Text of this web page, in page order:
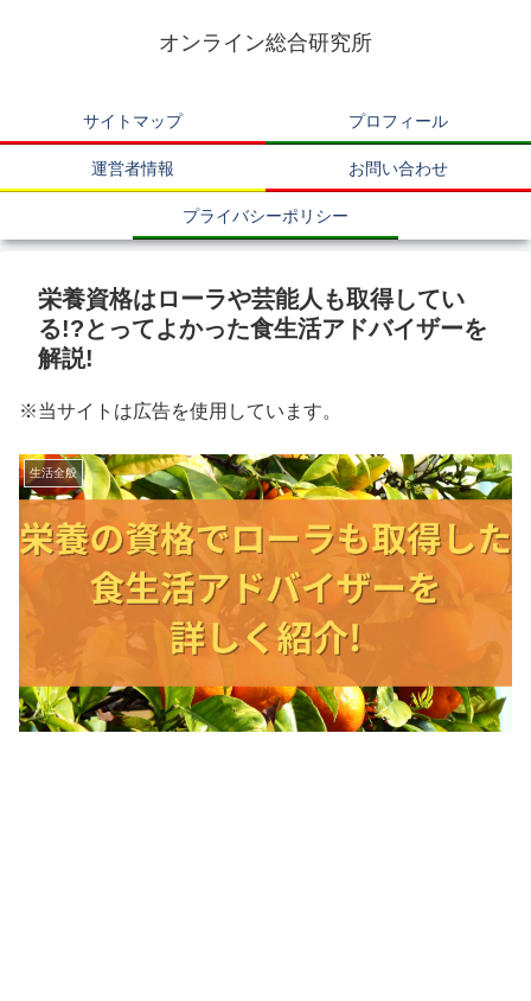
オンライン総合研究所
サイトマップ プロフィール
運営者情報 お問い合わせ
プライバシーポリシー
栄養資格はローラや芸能人も取得してい
る!?とってよかった食生活アドバイザーを
解説!
※当サイトは広告を使用しています。
生活全般